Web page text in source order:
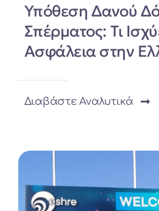
Υπόθεση Δανού
Σπέρματος: Τι
Ασφάλεια στην
Διαβάστε Αναλυτικά